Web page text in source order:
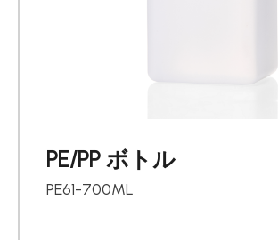
PE/PP ボトル
PE61-700ML